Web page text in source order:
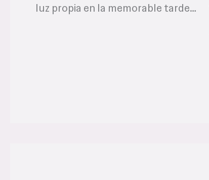
luz propia en la memorable tarde…